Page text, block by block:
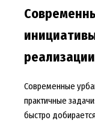
реализации
Современные
практичные
быстро